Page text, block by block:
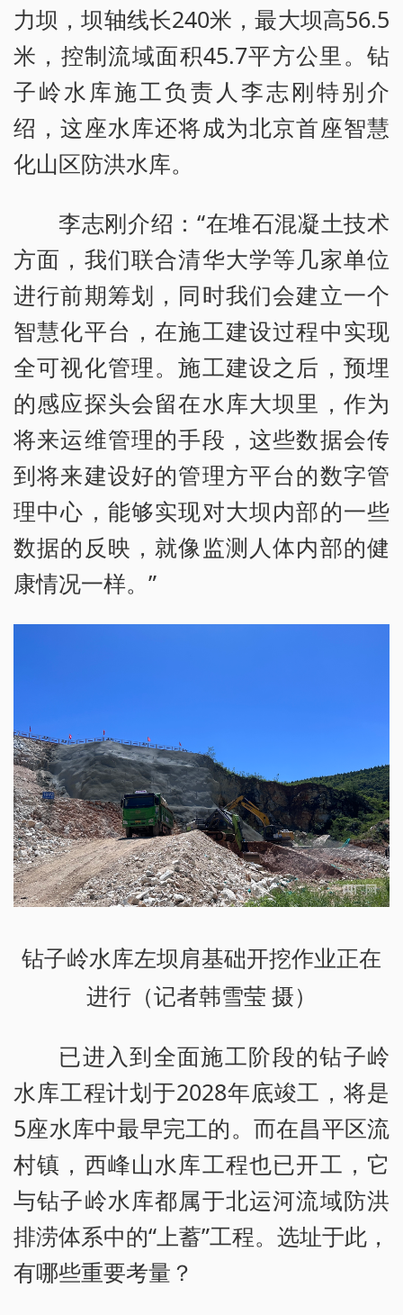
力坝，坝轴线长240米，最大坝高56.5
米，控制流域面积45.7平方公里。钻
子岭水库施工负责人李志刚特别介
绍，这座水库还将成为北京首座智慧
化山区防洪水库。
李志刚介绍：“在堆石混凝土技术
方面，我们联合清华大学等几家单位
进行前期筹划，同时我们会建立一个
智慧化平台，在施工建设过程中实现
全可视化管理。施工建设之后，预埋
的感应探头会留在水库大坝里，作为
将来运维管理的手段，这些数据会传
到将来建设好的管理方平台的数字管
理中心，能够实现对大坝内部的一些
数据的反映，就像监测人体内部的健
康情况一样。”
钻子岭水库左坝肩基础开挖作业正在
进行（记者韩雪莹 摄）
已进入到全面施工阶段的钻子岭
水库工程计划于2028年底竣工，将是
5座水库中最早完工的。而在昌平区流
村镇，西峰山水库工程也已开工，它
与钻子岭水库都属于北运河流域防洪
排涝体系中的“上蓄”工程。选址于此，
有哪些重要考量？